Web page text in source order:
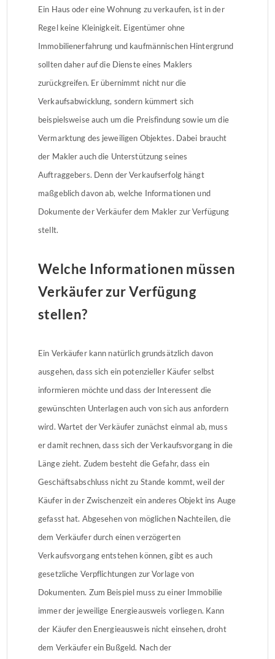
OPTIMAL
Ein Haus oder eine Wohnung zu verkaufen, ist in der
Regel keine Kleinigkeit. Eigentümer ohne
Immobilienerfahrung und kaufmännischen Hintergrund
sollten daher auf die Dienste eines Maklers
zurückgreifen. Er übernimmt nicht nur die
Verkaufsabwicklung, sondern kümmert sich
beispielsweise auch um die Preisfindung sowie um die
Vermarktung des jeweiligen Objektes. Dabei braucht
der Makler auch die Unterstützung seines
Auftraggebers. Denn der Verkaufserfolg hängt
maßgeblich davon ab, welche Informationen und
Dokumente der Verkäufer dem Makler zur Verfügung
stellt.
Welche Informationen müssen
Verkäufer zur Verfügung
stellen?
Ein Verkäufer kann natürlich grundsätzlich davon
ausgehen, dass sich ein potenzieller Käufer selbst
informieren möchte und dass der Interessent die
gewünschten Unterlagen auch von sich aus anfordern
wird. Wartet der Verkäufer zunächst einmal ab, muss
er damit rechnen, dass sich der Verkaufsvorgang in die
Länge zieht. Zudem besteht die Gefahr, dass ein
Geschäftsabschluss nicht zu Stande kommt, weil der
Käufer in der Zwischenzeit ein anderes Objekt ins Auge
gefasst hat. Abgesehen von möglichen Nachteilen, die
dem Verkäufer durch einen verzögerten
Verkaufsvorgang entstehen können, gibt es auch
gesetzliche Verpflichtungen zur Vorlage von
Dokumenten. Zum Beispiel muss zu einer Immobilie
immer der jeweilige Energieausweis vorliegen. Kann
der Käufer den Energieausweis nicht einsehen, droht
dem Verkäufer ein Bußgeld. Nach der